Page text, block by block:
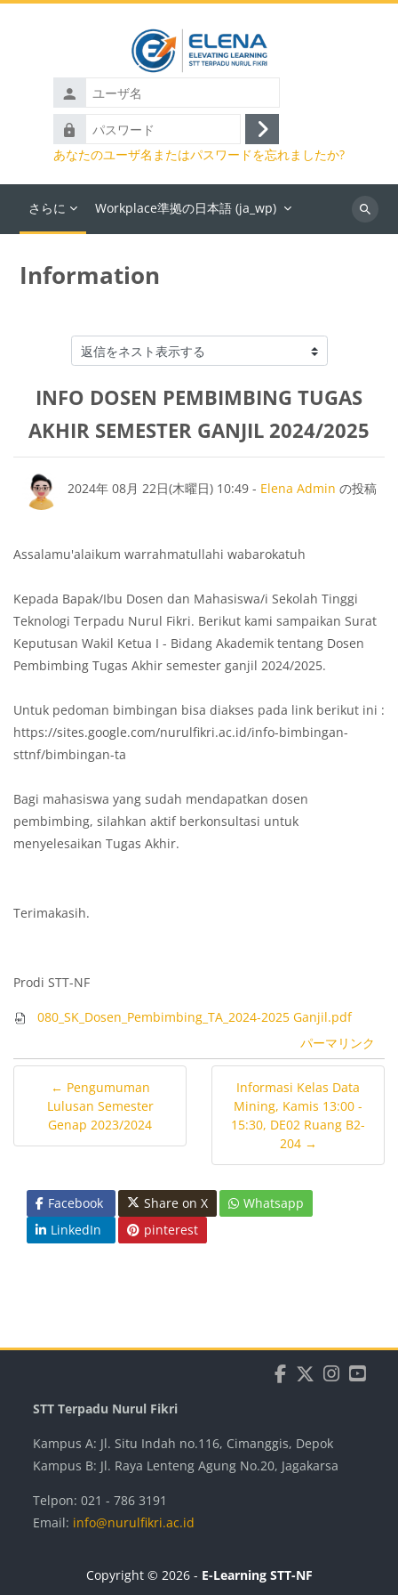
ー
ザ
名
パ
ス
ド
ロ
グ
イ
ン
あなたのユーザ名またはパスワードを忘れましたか?
さらに Workplace準拠の日本語 ‎(ja_wp)‎
Information
表示モード
INFO DOSEN PEMBIMBING TUGAS
AKHIR SEMESTER GANJIL 2024/2025
Assalamu'alaikum warrahmatullahi wabarokatuh
Kepada Bapak/Ibu Dosen dan Mahasiswa/i Sekolah Tinggi
Teknologi Terpadu Nurul Fikri. Berikut kami sampaikan Surat
Keputusan Wakil Ketua I - Bidang Akademik tentang Dosen
Pembimbing Tugas Akhir semester ganjil 2024/2025.
Untuk pedoman bimbingan bisa diakses pada link berikut ini :
https://sites.google.com/nurulfikri.ac.id/info-bimbingan-
sttnf/bimbingan-ta
Bagi mahasiswa yang sudah mendapatkan dosen
pembimbing, silahkan aktif berkonsultasi untuk
menyelesaikan Tugas Akhir.
Terimakasih.
Prodi STT-NF
080_SK_Dosen_Pembimbing_TA_2024-2025 Ganjil.pdf
パーマリンク
2024年 08月 22日(木曜日) 10:49 - Elena Admin の投稿
返信数: 0
← Pengumuman
Lulusan Semester
Genap 2023/2024
Informasi Kelas Data
Mining, Kamis 13:00 -
15:30, DE02 Ruang B2-
204 →
Facebook Share on X
Whatsapp
LinkedIn
pinterest
STT Terpadu Nurul Fikri
Kampus A: Jl. Situ Indah no.116, Cimanggis, Depok
Kampus B: Jl. Raya Lenteng Agung No.20, Jagakarsa
Telpon: 021 - 786 3191
Email: info@nurulfikri.ac.id
Copyright © 2026 - E-Learning STT-NF